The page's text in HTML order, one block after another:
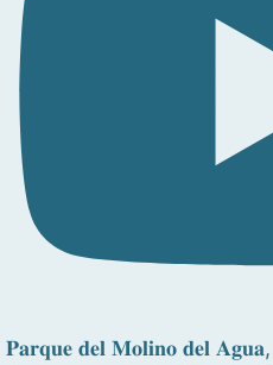
𝐏𝐚𝐫𝐪𝐮𝐞 𝐝𝐞𝐥 𝐌𝐨𝐥𝐢𝐧𝐨 𝐝𝐞𝐥